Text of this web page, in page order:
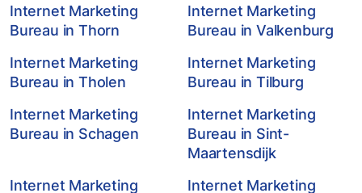
Internet Marketing
Bureau in Thorn
Internet Marketing
Bureau in Valkenburg
Internet Marketing
Bureau in Tholen
Internet Marketing
Bureau in Tilburg
Internet Marketing
Bureau in Schagen
Internet Marketing
Bureau in Sint-
Maartensdijk
Internet Marketing
Internet Marketing